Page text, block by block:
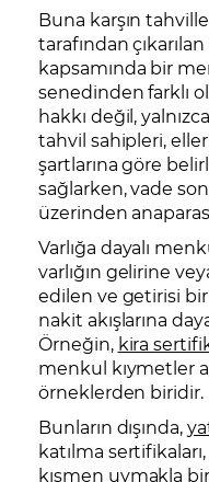
Buna karşın
tarafından
kapsamında bir
senedinden farklı
hakkı değil,
tahvil sahipleri,
şartlarına göre
sağlarken, vade
üzerinden
Varlığa dayalı
varlığın gelirine
edilen ve getirisi
nakit akışlarına
Örneğin, kira
menkul kıymetler
örneklerden biridir.
Bunların dışında,
katılma
kısmen uymakla